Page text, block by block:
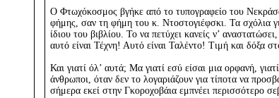
Ο Φτωχόκοσμος βγήκε από το τυπογραφείο του
φήμης, σαν τη φήμη του κ. Ντοστογιέφσκι. Τα σχόλια
ίδιου του βιβλίου. Το να πετύχει κανείς ν’
αυτό είναι Τέχνη! Αυτό είναι Ταλέντο! Τιμή και δόξα
Και γιατί όλ’ αυτά; Μα γιατί εσύ είσαι μια ορφανή,
άνθρωποι, όταν δεν το λογαριάζουν για τίποτα να
σήμερα εκεί στην Γκοροχοβάια εμπνέει περισσότερο